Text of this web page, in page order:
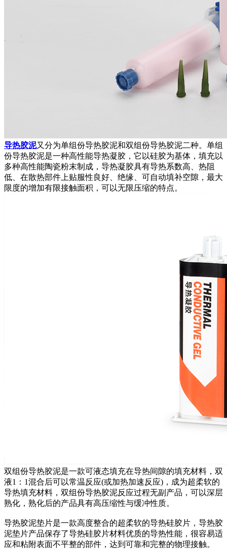
导热胶泥又分为单组份导热胶泥和双组份导热胶泥二种。单组
份导热胶泥是一种高性能导热凝胶，它以硅胶为基体，填充以
多种高性能陶瓷粉末制成，导热凝胶具有导热系数高、热阻
低、在散热部件上贴服性良好、绝缘、可自动填补空隙，最大
限度的增加有限接触面积，可以无限压缩的特点。
双组份导热胶泥是一款可液态填充在导热间隙的填充材料，双
液1：1混合后可以常温反应(或加热加速反应)，成为超柔软的
导热填充材料，双组份导热胶泥反应过程无副产品，可以深层
熟化，熟化后的产品具有高压缩性与缓冲性质。
导热胶泥垫片是一款高度整合的超柔软的导热硅胶片，导热胶
泥垫片产品保存了导热硅胶片材料优质的导热性能，很容易适
应和粘附表面不平整的部件，达到可靠和完整的物理接触。